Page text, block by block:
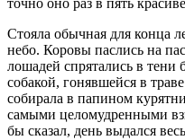
точно оно раз в пять
Стояла обычная для конца
небо. Коровы паслись на
лошадей спрятались в тени
собакой, гонявшейся в
собирала в папином
самыми целомудренными
бы сказал, день выдался